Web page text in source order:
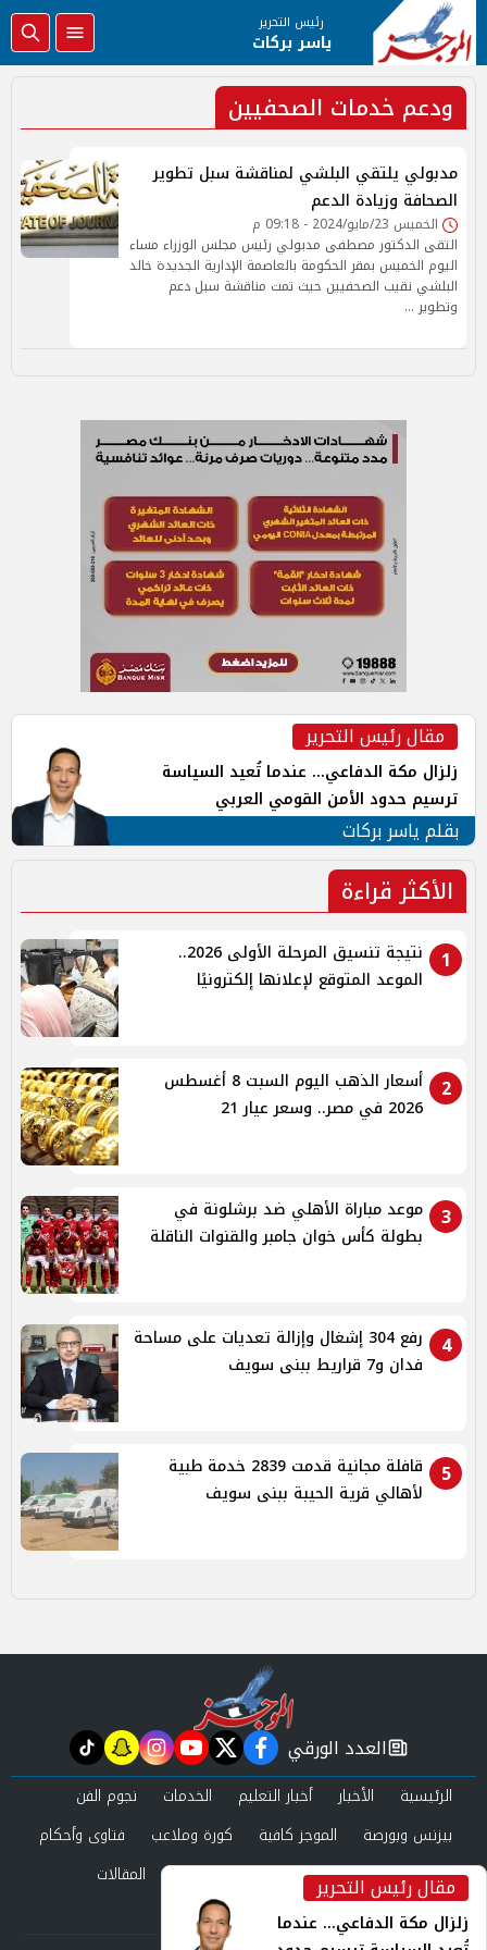
رئيس التحرير
ياسر بركات
ودعم خدمات الصحفيين
مدبولي يلتقي البلشي لمناقشة سبل تطوير
الصحافة وزيادة الدعم
الخميس 23/مايو/2024 - 09:18 م
التقى الدكتور مصطفى مدبولي رئيس مجلس الوزراء مساء
اليوم الخميس بمقر الحكومة بالعاصمة الإدارية الجديدة خالد
البلشي نقيب الصحفيين حيث تمت مناقشة سبل دعم
وتطوير …
مقال رئيس التحرير
زلزال مكة الدفاعي... عندما تُعيد السياسة
ترسيم حدود الأمن القومي العربي
بقلم ياسر بركات
الأكثر قراءة
1
نتيجة تنسيق المرحلة الأولى 2026..
الموعد المتوقع لإعلانها إلكترونيًا
2
أسعار الذهب اليوم السبت 8 أغسطس
2026 في مصر.. وسعر عيار 21
3
موعد مباراة الأهلي ضد برشلونة في
بطولة كأس خوان جامبر والقنوات الناقلة
4
رفع 304 إشغال وإزالة تعديات على مساحة
فدان و7 قراريط ببنى سويف
5
قافلة مجانية قدمت 2839 خدمة طبية
لأهالي قرية الحيبة ببنى سويف
مقال رئيس التحرير
زلزال مكة الدفاعي... عندما
newspaper
العدد الورقي facebook
twitter
youtube
instagram
snapchat
tiktok
الرئيسية الأخبار أخبار التعليم الخدمات
نجوم الفن
بيزنس وبورصة
الموجز كافية كورة وملاعب
فتاوى وأحكام
صحة وجمال
عرب وعالم حوادث ومحاكم
المقالات
العدد الورقي